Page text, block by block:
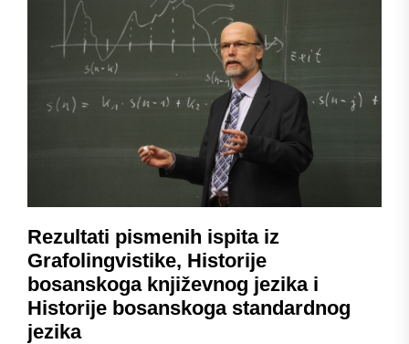
Rezultati pismenih ispita iz
Grafolingvistike, Historije
bosanskoga književnog jezika i
Historije bosanskoga standardnog
jezika